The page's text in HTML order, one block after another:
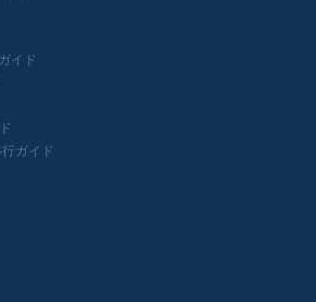
イド
ガイド